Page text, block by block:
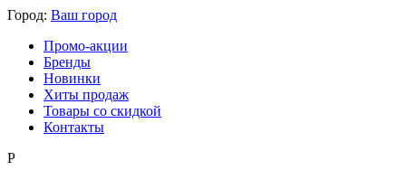
Город: Ваш город
Промо-акции
Бренды
Новинки
Хиты продаж
Товары со скидкой
Контакты
Р